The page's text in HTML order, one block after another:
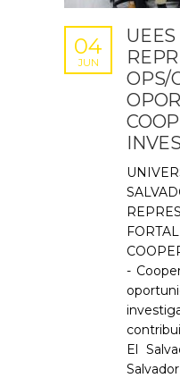
OPS/
04
JUN
-
El